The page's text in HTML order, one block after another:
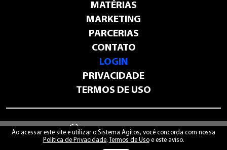
MATÉRIAS
MARKETING
PARCERIAS
CONTATO
LOGIN
PRIVACIDADE
TERMOS DE USO
- sistemaagitos.com.br
Ao acessar este site e utilizar o Sistema Agitos, você concorda com nossa
Política de Privacidade, Termos de Usoe este aviso.